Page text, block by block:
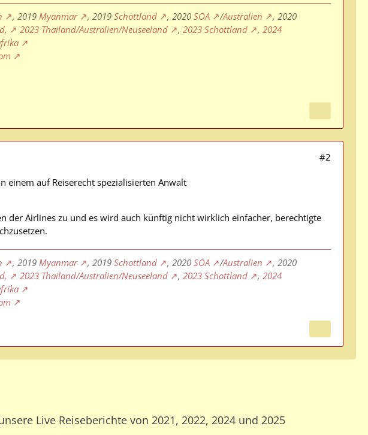
, 2019 Myanmar , 2019 Schottland , 2020 SOA /Australien
, 2020
2023 Thailand/Australien/Neuseeland , 2023 Schottland , 2024
#2
einem auf Reiserecht spezialisierten Anwalt
der Airlines zu und es wird auch künftig nicht wirklich einfacher, berechtigte
, 2019 Myanmar , 2019 Schottland , 2020 SOA /Australien
, 2020
2023 Thailand/Australien/Neuseeland , 2023 Schottland , 2024
Live Reiseberichte von 2021, 2022, 2024 und 2025